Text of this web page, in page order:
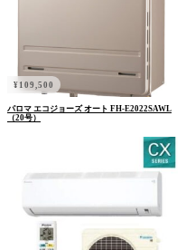
¥109,500
パロマ エコジョーズ オート FH-E2022SAWL
（20号）